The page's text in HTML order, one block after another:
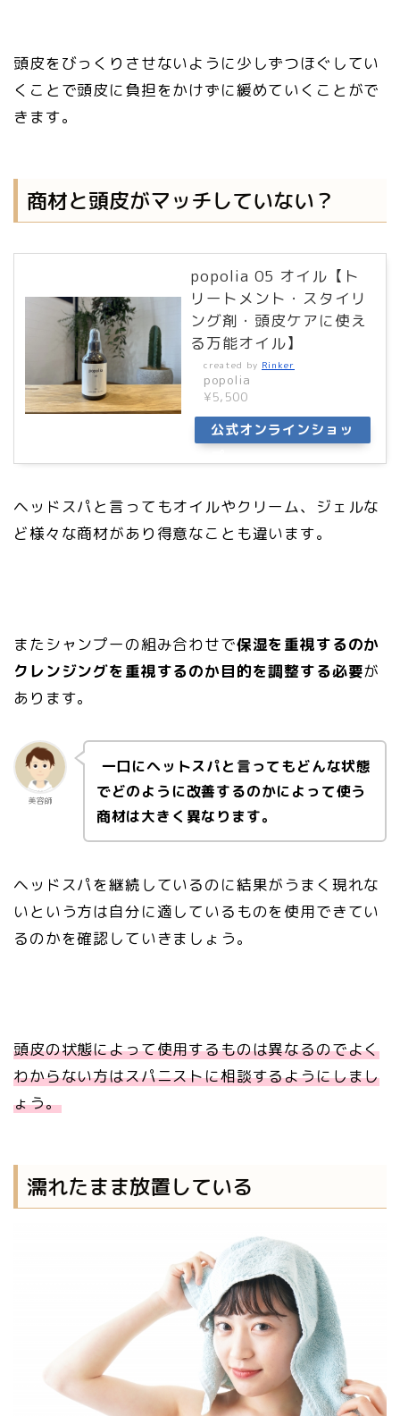
頭皮をびっくりさせないように少しずつほぐしてい
くことで頭皮に負担をかけずに緩めていくことがで
きます。
商材と頭皮がマッチしていない？
popolia 05 オイル【ト
リートメント・スタイリ
ング剤・頭皮ケアに使え
る万能オイル】
created by Rinker
popolia
¥5,500
公式オンラインショッ
ヘッドスパと言ってもオイルやクリーム、ジェルな
ど様々な商材があり得意なことも違います。
またシャンプーの組み合わせで保湿を重視するのか
クレンジングを重視するのか目的を調整する必要が
あります。
美容師
一口にヘットスパと言ってもどんな状態
でどのように改善するのかによって使う
商材は大きく異なります。
ヘッドスパを継続しているのに結果がうまく現れな
いという方は自分に適しているものを使用できてい
るのかを確認していきましょう。
頭皮の状態によって使用するものは異なるのでよく
わからない方はスパニストに相談するようにしまし
ょう。
濡れたまま放置している